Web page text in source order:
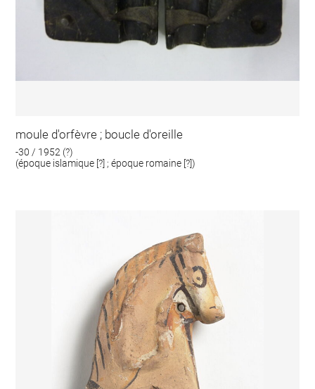
moule d'orfèvre ; boucle d'oreille
-30 / 1952 (?)
(époque islamique [?] ; époque romaine [?])